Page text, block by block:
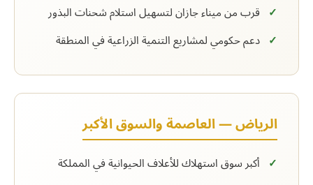
قرب من ميناء جازان لتسهيل استلام شحنات البذور
دعم حكومي لمشاريع التنمية الزراعية في المنطقة
الرياض — العاصمة والسوق الأكبر
أكبر سوق استهلاك للأعلاف الحيوانية في المملكة